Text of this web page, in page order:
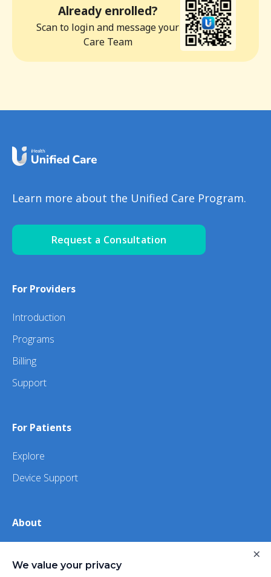
Already enrolled?
Scan to login and message your
Care Team
Learn more about the Unified Care Program.
Request a Consultation
For Providers
Introduction
Programs
Billing
Support
For Patients
Explore
Device Support
About
iHealth
We value your privacy
×